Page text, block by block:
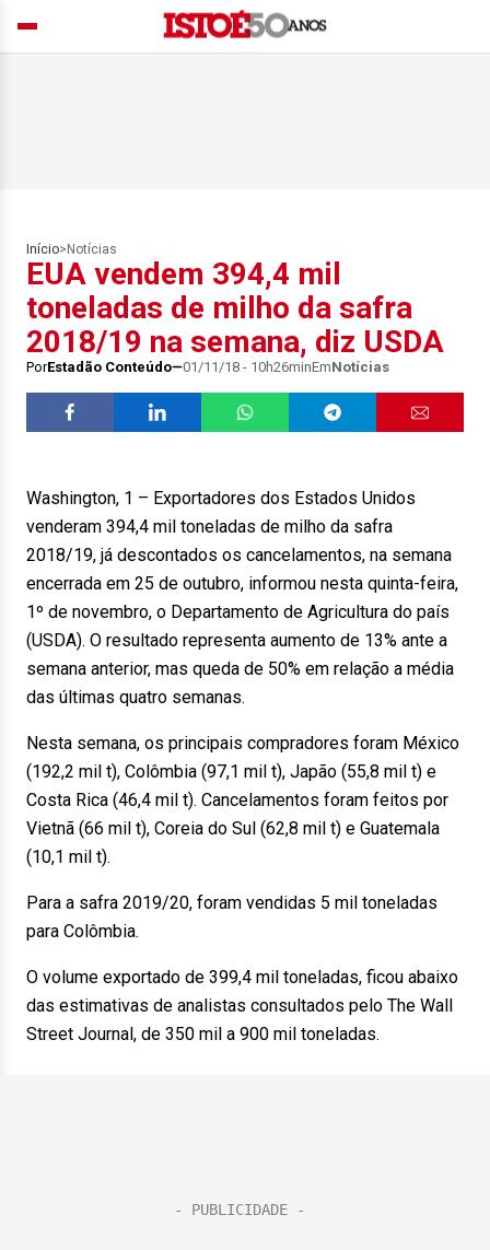
Início> Notícias
EUA vendem 394,4 mil
toneladas de milho da safra
2018/19 na semana, diz USDA
PorEstadão Conteúdo 01/11/18 - 10h26minEmNotícias
Washington, 1 – Exportadores dos Estados Unidos
venderam 394,4 mil toneladas de milho da safra
2018/19, já descontados os cancelamentos, na semana
encerrada em 25 de outubro, informou nesta quinta-feira,
1º de novembro, o Departamento de Agricultura do país
(USDA). O resultado representa aumento de 13% ante a
semana anterior, mas queda de 50% em relação a média
das últimas quatro semanas.
Nesta semana, os principais compradores foram México
(192,2 mil t), Colômbia (97,1 mil t), Japão (55,8 mil t) e
Costa Rica (46,4 mil t). Cancelamentos foram feitos por
Vietnã (66 mil t), Coreia do Sul (62,8 mil t) e Guatemala
(10,1 mil t).
Para a safra 2019/20, foram vendidas 5 mil toneladas
para Colômbia.
O volume exportado de 399,4 mil toneladas, ficou abaixo
das estimativas de analistas consultados pelo The Wall
Street Journal, de 350 mil a 900 mil toneladas.